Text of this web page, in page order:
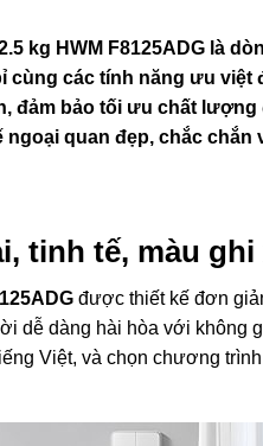
kg HWM F8125ADG là
cùng các tính năng ưu
đảm bảo tối ưu chất
quan đẹp, chắc
tinh tế, màu
được thiết kế đơn
dễ dàng hài hòa với không
Việt, và chọn chương